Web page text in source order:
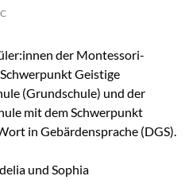
der Montessori-
Geistige
(Grundschule) und der
mit dem Schwerpunkt
in Gebärdensprache (DGS).
und Sophia